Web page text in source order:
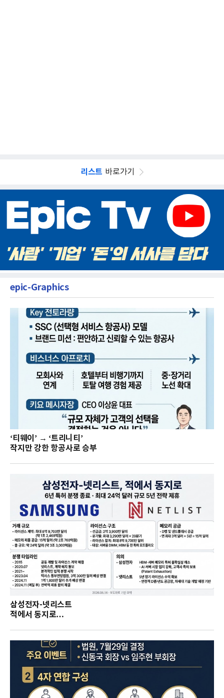
리스트 바로가기
epic-Graphics
‘티웨이’ → ‘트리니티’
작지만 강한 항공사로 승부
삼성전자-넷리스트
적에서 동지로…